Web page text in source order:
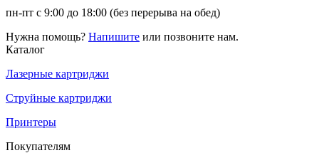
пн-пт с 9:00 до 18:00 (без перерыва на обед)
Нужна помощь? Напишите или позвоните нам.
Каталог
Лазерные картриджи
Струйные картриджи
Принтеры
Покупателям